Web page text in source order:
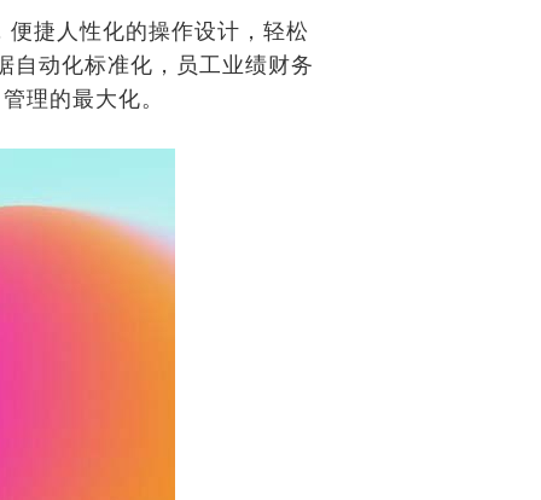
捷人性化的操作设计，轻松
自动化标准化，员工业绩财务
理的最大化。